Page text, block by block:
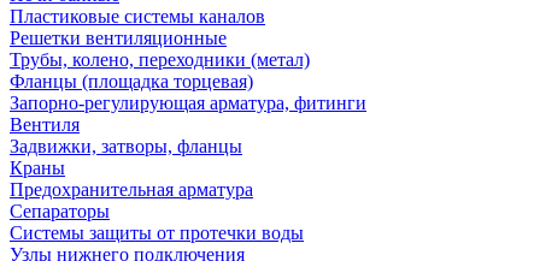
Пластиковые системы каналов
Решетки вентиляционные
Трубы, колено, переходники (метал)
Фланцы (площадка торцевая)
Запорно-регулирующая арматура, фитинги
Вентиля
Задвижки, затворы, фланцы
Краны
Предохранительная арматура
Сепараторы
Системы защиты от протечки воды
Узлы нижнего подключения